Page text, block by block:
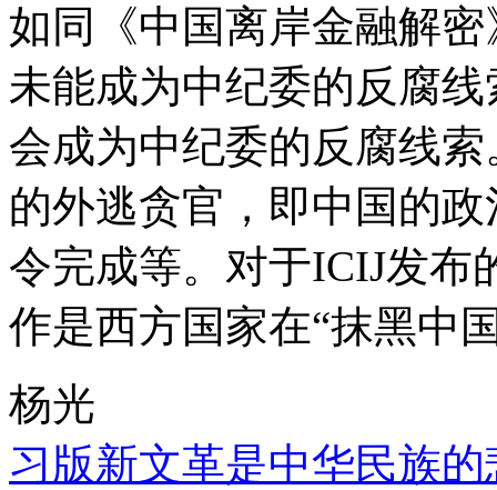
如同《中国离岸金融解
未能成为中纪委的反腐
会成为中纪委的反腐线
的外逃贪官，即中国的
令完成等。对于ICIJ发布
作是西方国家在“抹黑中
杨光
习版新文革是中华民族的